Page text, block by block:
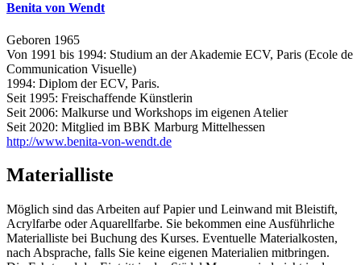
Benita von Wendt
Geboren 1965
Von 1991 bis 1994: Studium an der Akademie ECV, Paris (Ecole de
Communication Visuelle)
1994: Diplom der ECV, Paris.
Seit 1995: Freischaffende Künstlerin
Seit 2006: Malkurse und Workshops im eigenen Atelier
Seit 2020: Mitglied im BBK Marburg Mittelhessen
http://www.benita-von-wendt.de
Materialliste
Möglich sind das Arbeiten auf Papier und Leinwand mit Bleistift,
Acrylfarbe oder Aquarellfarbe. Sie bekommen eine Ausführliche
Materialliste bei Buchung des Kurses. Eventuelle Materialkosten,
nach Absprache, falls Sie keine eigenen Materialien mitbringen.